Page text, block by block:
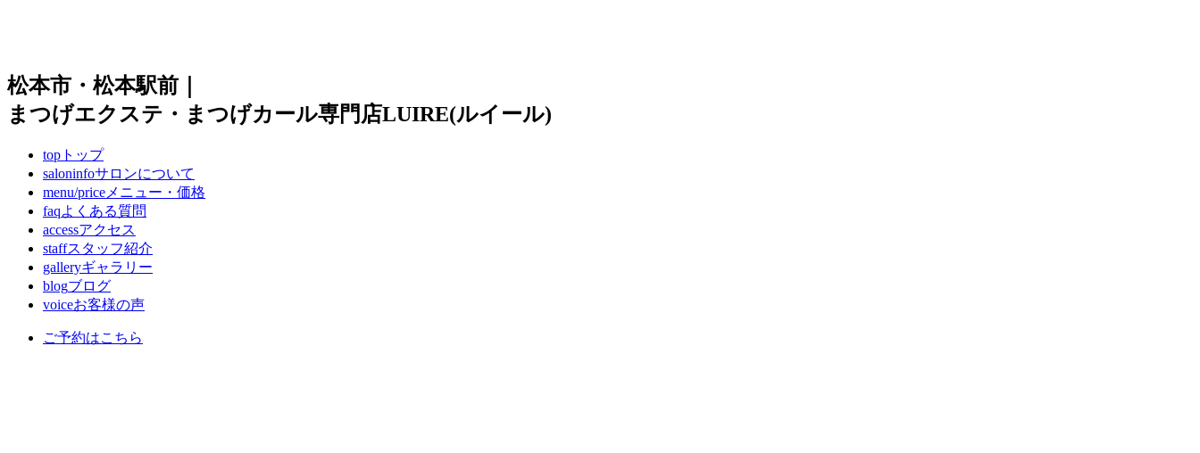
松本市・松本駅前｜
まつげエクステ・まつげカール専門店LUIRE(ルイール)
top トップ
saloninfoサロンについて
menu/price メニュー・価格
faqよくある質問
accessアクセス
staffスタッフ紹介
galleryギャラリー
blogブログ
voiceお客様の声
ご予約はこちら